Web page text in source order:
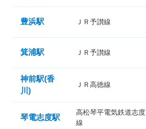
豊浜駅 ＪＲ予讃線
箕浦駅 ＪＲ予讃線
神前駅(香
川)
ＪＲ高徳線
琴電志度駅
高松琴平電気鉄道志度
線